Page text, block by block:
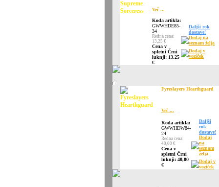
Več ...
Koda artikla:
GWWHDE85-
34
Redna cena:
13,25 €
Cena v
spletni Črni
luknji: 13,25
€
Daljši rok
dostave!
Dodaj na
seznam želja
Dodaj v
voziček
Fyreslayers Hearthguard
Več ...
Koda artikla:
GWWHDW84-
24
Redna cena:
40,00 €
Cena v
spletni Črni
luknji: 40,00
€
Daljši
rok
dostave!
Dodaj
na
seznam
želja
Dodaj v
voziček